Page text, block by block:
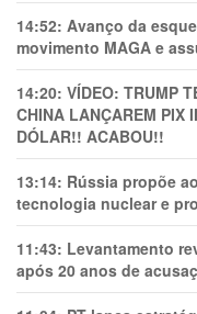
14:52: Avanço da
movimento MAGA e
14:20: VÍDEO: TRUMP
CHINA LANÇAREM PIX
DÓLAR!! ACABOU!!
13:14: Rússia propõe
tecnologia nuclear e
11:43: Levantamento
após 20 anos de